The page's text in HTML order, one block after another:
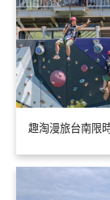
趣淘漫旅台南限